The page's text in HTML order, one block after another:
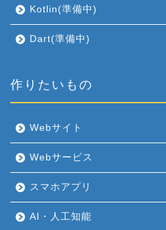
Kotlin(準備中)
Dart(準備中)
作りたいもの
Webサイト
Webサービス
スマホアプリ
AI・人工知能